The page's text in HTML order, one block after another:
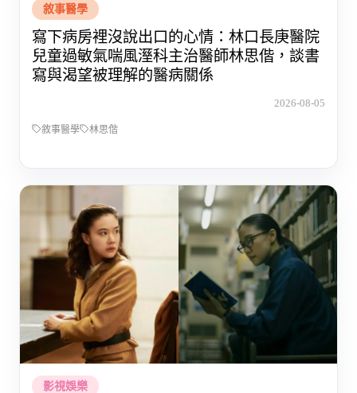
敘事醫學
寫下病房裡沒說出口的心情：林口長庚醫院
兒童過敏氣喘風溼科主治醫師林思偕，談書
寫與渴望被理解的醫病關係
2026-08-05
敘事醫學 林思偕
影視娛樂